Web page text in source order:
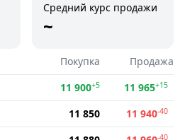
Средний курс продажи
~
Покупка
Продажа
11 900+5 11 965+15
11 850 11 940-40
-40